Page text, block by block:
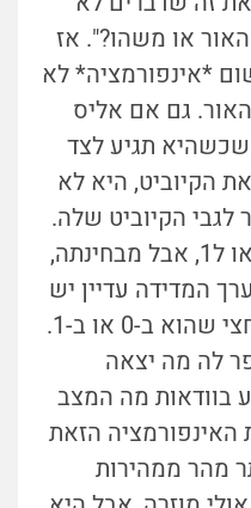
או משהו?". אז
*אינפורמציה* לא
גם אם אליס
תגיע לצד
הקיוביט, היא לא
לגבי הקיוביט שלה.
היא יודעת שהוא קרס ל0 או ל1, אבל מבחינתה,
המדידה עדיין יש
את אותה ההסתברות של חצי שהוא ב-0 או ב-1.
לה מה יצאה
בוודאות מה המצב
הזאת
מהר ממהירות